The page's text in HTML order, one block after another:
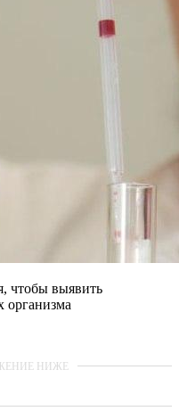
чтобы выявить
организма